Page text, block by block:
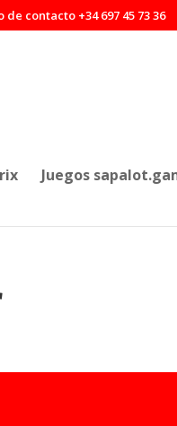
de contacto +34 697 45 73 36
Juegos sapalot